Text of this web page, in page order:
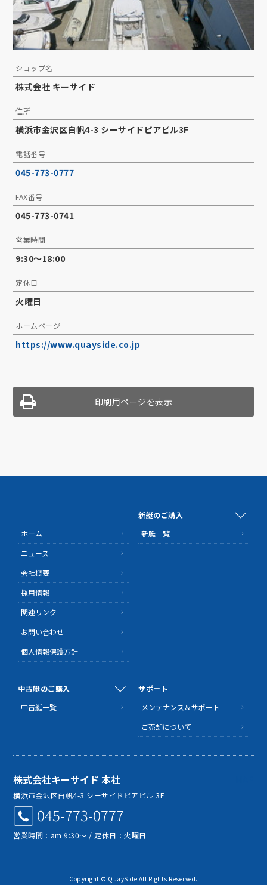
ショップ名
株式会社 キーサイド
住所
横浜市金沢区白帆4-3 シーサイドピアビル3F
電話番号
045-773-0777
FAX番号
045-773-0741
営業時間
9:30～18:00
定休日
火曜日
ホームページ
https://www.quayside.co.jp
印刷用ページを表示
ホーム
ニュース
会社概要
採用情報
関連リンク
お問い合わせ
個人情報保護方針
新艇のご購入
新艇一覧
中古艇のご購入
中古艇一覧
サポート
メンテナンス＆サポート
ご売却について
株式会社キーサイド 本社
横浜市金沢区白帆4-3 シーサイドピアビル 3F
045-773-0777
営業時間：am 9:30～ / 定休日：火曜日
Copyright © QuaySide All Rights Reserved.